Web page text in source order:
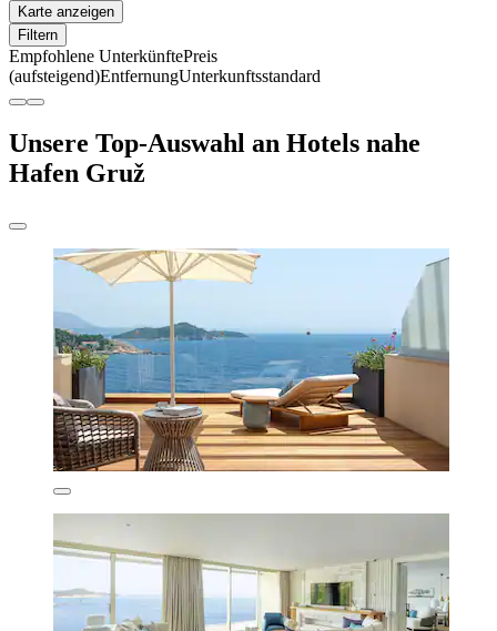
Karte anzeigen
Filtern
Empfohlene UnterkünftePreis
(aufsteigend)EntfernungUnterkunftsstandard
Unsere Top-Auswahl an Hotels nahe
Hafen Gruž